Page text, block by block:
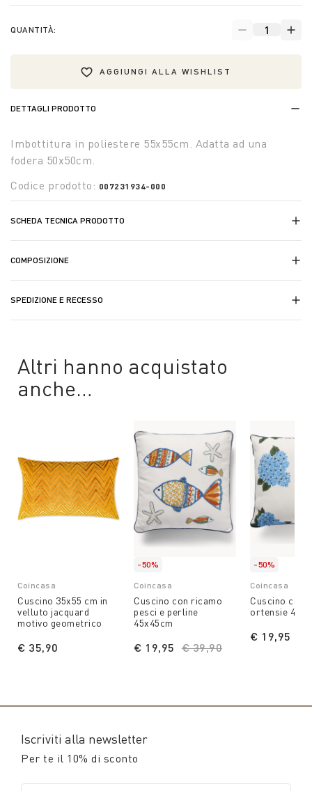
QUANTITÀ:
AGGIUNGI ALLA WISHLIST
DETTAGLI PRODOTTO
Imbottitura in poliestere 55x55cm. Adatta ad una
fodera 50x50cm.
Codice prodotto: 007231934-000
SCHEDA TECNICA PRODOTTO
COMPOSIZIONE
SPEDIZIONE E RECESSO
Altri hanno acquistato
anche…
Coincasa
Cuscino 35x55 cm in
velluto jacquard
motivo geometrico
€ 35,90
-50%
Coincasa
Cuscino con ricamo
pesci e perline
45x45cm
Price reduced from
€ 39,90
€ 19,95
-50%
Coincasa
Cuscino con
ortensie
€ 19,95
Iscriviti alla newsletter
Per te il 10% di sconto